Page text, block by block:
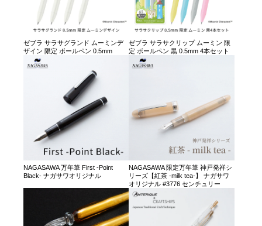
ゼブラ サラサグランド ムーミンデ
ザイン 限定 ボールペン 0.5mm
ゼブラ サラサクリップ ムーミン 限
定 ボールペン 黒 0.5mm 4本セット
NAGASAWA 万年筆 First -Point
Black- ナガサワオリジナル
NAGASAWA 限定万年筆 神戸発祥シ
リーズ【紅茶 -milk tea-】 ナガサワ
オリジナル #3776 センチュリー